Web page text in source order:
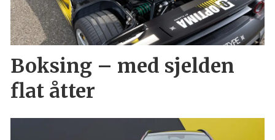
Boksing – med sjelden
flat åtter